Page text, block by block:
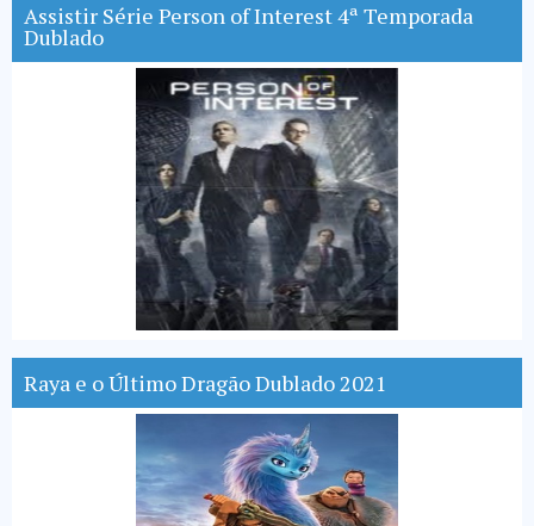
Assistir Série Person of Interest 4ª Temporada
Dublado
Raya e o Último Dragão Dublado 2021